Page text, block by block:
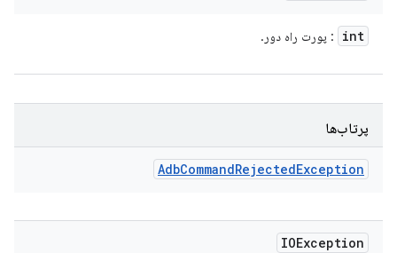
int : پورت راه دور.
پرتاب‌ها
AdbCommandRejectedException
IOException